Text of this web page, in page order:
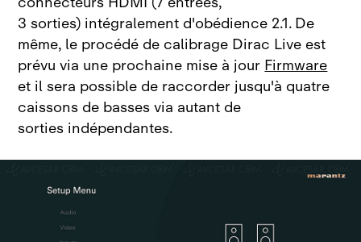
3 sorties) intégralement d'obédience 2.1. De
même, le procédé de calibrage Dirac Live est
prévu via une prochaine mise à jourFirmware
et il sera possible de raccorder jusqu'à quatre
caissons de basses via autant de
sorties indépendantes.